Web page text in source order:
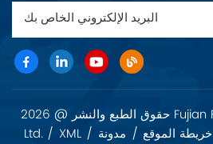
حقوق الطبع والنشر @ 2026 Fujian Fuxia Meike Valve Co.,
خريطة الموقع / مدونة /
XML
/